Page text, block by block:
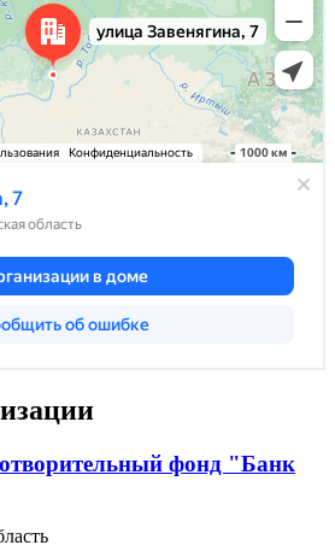
фонд "Банк